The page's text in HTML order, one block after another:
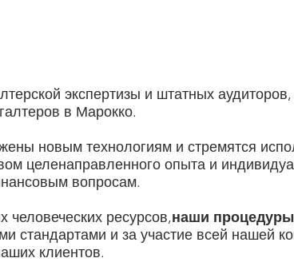
экспертизы и штатных
в Марокко.
новым технологиям и стремятся
целенаправленного опыта и
вопросам.
человеческих ресурсов,наши процедуры
стандартами и за участие всей нашей
клиентов.